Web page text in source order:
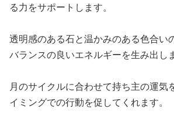
る力をサポートします。
透明感のある石と温かみのある色合い
バランスの良いエネルギーを生み出し
月のサイクルに合わせて持ち主の運気
イミングでの行動を促してくれます。